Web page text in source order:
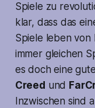
Spiele zu
klar, dass das
Spiele leben
immer gleichen
es doch eine
Creed und
Inzwischen sind